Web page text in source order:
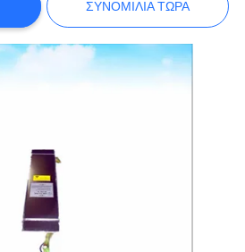
ΣΥΝΟΜΙΛΊΑ ΤΏΡΑ